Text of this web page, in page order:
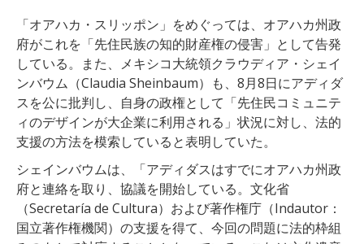
「オアハカ・スリッポン」をめぐっては、オアハカ州政
府がこれを「先住民族の知的財産権の侵害」として告発
している。また、メキシコ大統領クラウディア・シェイ
ンバウム（Claudia Sheinbaum）も、8月8日にアディダ
スを公に批判し、自身の政権として「先住民コミュニテ
ィのデザインが大企業に利用される」状況に対し、法的
支援の方法を模索していると表明していた。
シェインバウムは、「アディダスはすでにオアハカ州政
府と連絡を取り、協議を開始している。文化省
（Secretaría de Cultura）および著作権庁（Indautor：
国立著作権機関）の支援を得て、今回の問題に法的枠組